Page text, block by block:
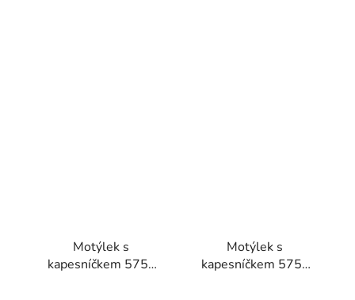
Motýlek s
kapesníčkem 575-
Motýlek s
kapesníčkem 575-